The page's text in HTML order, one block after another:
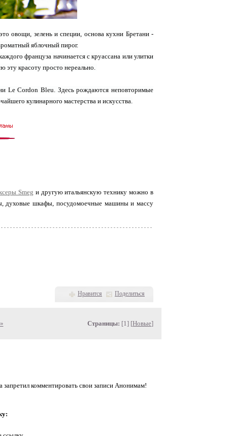
овощи, зелень и специи, основа кухни Бретани -
яблочный пирог.
француза начинается с круассана или улитки
эту красоту просто нереально.
Le Cordon Bleu. Здесь рождаются неповторимые
кулинарного мастерства и искусства.
Smeg и другую итальянскую технику можно в
духовые шкафы, посудомоечные машины и массу
Нравится Поделиться
Страницы: [1] [Новые]
запретил комментировать свои записи Анонимам!